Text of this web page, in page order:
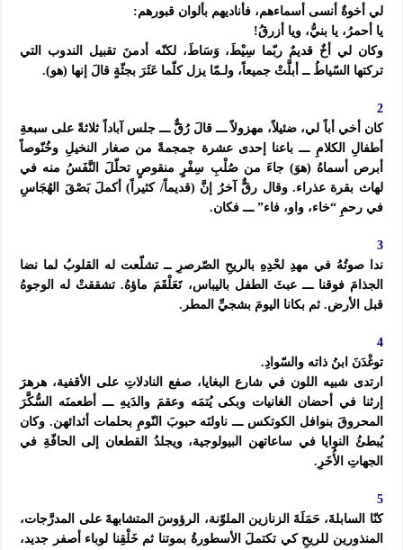
لي أخوةٌ أنسى أسماءهم، فأناديهم بألوان قبورهم:
يا أحمرُ، يا بنيُّ، ويا أزرقُ!
وكان لي أخٌ قديمٌ ربّما سِيْطَ، وَسَاطَ، لكنّه أدمنَ تقبيل الندوب التي
تركتها السّياطُ ــ أبلَّتْ جميعاً، ولـمّا يزل كلّما عَثَرَ بجثّةٍ قالَ إنها (هو).
2
كان أخي أباً لي، ضئيلاً، مهزولاً ـــ قالَ رُقٌّ ـــ جلس آباداً ثلاثةً على سبعةِ
أطفالِ الكلامِ ـــ باعنا إحدى عشرة جمجمةً من صغار النخيلِ وخُنّوصاً
أبرص أسماهُ (هوَ) جاءَ من صُلْبِ سِفْرٍ منقوصٍ تحلّلَ النَّفَسُ منه في
لهاث بقرة عذراء. وقال رقٌّ آخرُ إنَّ (قديماً/ كثيراً) أكملَ بَصْقَ الهُجَاسِ
في رحمِ “خاء، واو، فاء” ـــ فكان.
3
ندا صوتُهُ في مهدِ لحْدِهِ بالريحِ الصّرصرِ ــ تشلّعت له القلوبُ لما نضا
الجذامَ فوقنا ـــ عبثَ الطفل باليباس، تَعَلْقَمَ ماؤهُ. تشققتْ له الوجوهُ
قبل الأرض. ثم بكانا اليومَ بشجيِّ المطر.
4
توغْدَنَ ابنُ ذاته والسّوادِ.
ارتدى شبيه اللون في شارع البغايا، صفع النادلاتِ على الأقفية، هرهرَ
إرثنا في أحضان الغانيات وبكى يُتمَه وعقمَ والدَيهِ ـــ أطعمنَه السُّكَّرَ
المحروقَ بنوافل الكوتكس ـــ ناولنَه حبوبَ النّومِ بحلمات أثدائهن. وكان
يُبطئُ النوايا في ساعاتهن البيولوجية، ويجلدُ القطعان إلى الحافّةِ في
الجهاتِ الأُخَرِ.
5
كنّا السابلةَ، حَمَلَةَ الزنازين الملوّنة، الرؤوسَ المتشابهةَ على المدرَّجات،
المنذورين للريحِ كي تكتملَ الأسطورةُ بموتنا ثم خَلْقِنا لوباء أصفر جديد،